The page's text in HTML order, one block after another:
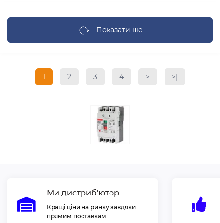
Показати ще
1 2 3 4 > >|
Ми дистриб'ютор
Кращі ціни на ринку завдяки
прямим поставкам